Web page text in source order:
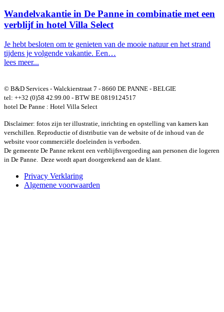
Wandelvakantie in De Panne in combinatie met een
verblijf in hotel Villa Select
Je hebt besloten om te genieten van de mooie natuur en het strand
tijdens je volgende vakantie. Een…
lees meer...
© B&D Services - Walckierstraat 7 - 8660 DE PANNE - BELGIE
tel: ++32 (0)58 42.99.00 - BTW BE 0819124517
hotel De Panne : Hotel Villa Select
Disclaimer: fotos zijn ter illustratie, inrichting en opstelling van kamers kan
verschillen. Reproductie of distributie van de website of de inhoud van de
website voor commerciële doeleinden is verboden.
De gemeente De Panne rekent een verblijfsvergoeding aan personen die logeren
in De Panne. Deze wordt apart doorgerekend aan de klant.
Privacy Verklaring
Algemene voorwaarden